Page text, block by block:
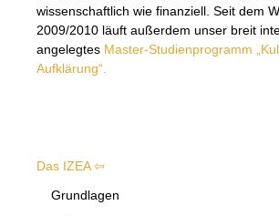
wissenschaftlich wie finanziell. Seit dem
2009/2010 läuft außerdem unser breit
angelegtes Master-Studienprogramm
Aufklärung“.
Das IZEA
Grundlagen